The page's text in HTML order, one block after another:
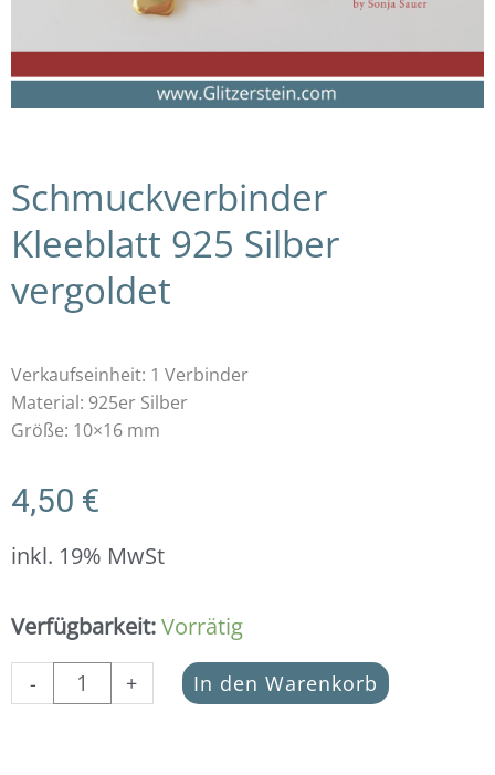
Schmuckverbinder
Kleeblatt 925 Silber
vergoldet
Verkaufseinheit: 1 Verbinder
Material: 925er Silber
Größe: 10×16 mm
4,50 €
inkl. 19% MwSt
Verfügbarkeit:Vorrätig
-
Schmuckverbinder
925
Silber
+ In den Warenkorb